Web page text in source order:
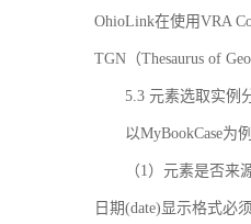
OhioLink在使用VRA
TGN（Thesaurus of
5.3 元素选取实例
以MyBookCase为
（1）元素是否
日期(date)显示格式必